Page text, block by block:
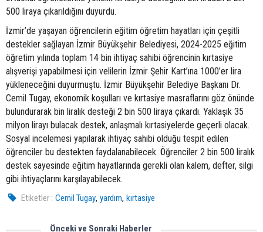
500 liraya çıkarıldığını duyurdu.
İzmir’de yaşayan öğrencilerin eğitim öğretim hayatları için çeşitli
destekler sağlayan İzmir Büyükşehir Belediyesi, 2024-2025 eğitim
öğretim yılında toplam 14 bin ihtiyaç sahibi öğrencinin kırtasiye
alışverişi yapabilmesi için velilerin İzmir Şehir Kart’ına 1000’er lira
yükleneceğini duyurmuştu. İzmir Büyükşehir Belediye Başkanı Dr.
Cemil Tugay, ekonomik koşulları ve kırtasiye masraflarını göz önünde
bulundurarak bin liralık desteği 2 bin 500 liraya çıkardı. Yaklaşık 35
milyon lirayı bulacak destek, anlaşmalı kırtasiyelerde geçerli olacak.
Sosyal incelemesi yapılarak ihtiyaç sahibi olduğu tespit edilen
öğrenciler bu destekten faydalanabilecek. Öğrenciler 2 bin 500 liralık
destek sayesinde eğitim hayatlarında gerekli olan kalem, defter, silgi
gibi ihtiyaçlarını karşılayabilecek.
Etiketler : Cemil Tugay,yardım,kırtasiye
Önceki ve Sonraki Haberler